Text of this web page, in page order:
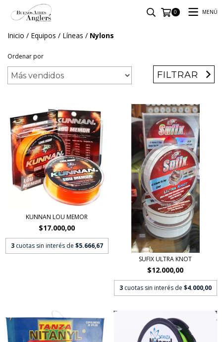
0 MENÚ
Inicio / Equipos / Líneas / Nylons
Ordenar por
FILTRAR
KUNNAN LOU MEMOR
$17.000,00
3 cuotas sin interés de $5.666,67
SUFIX ULTRA KNOT
$12.000,00
3 cuotas sin interés de $4.000,00